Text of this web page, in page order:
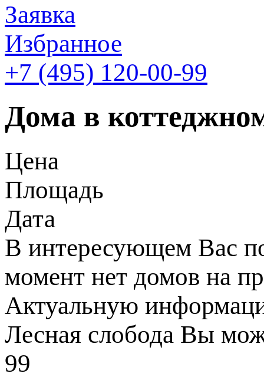
Заявка
Избранное
+7 (495) 120-00-99
Дома в
Цена
Площадь
Дата
В интересующем Вас
момент нет домов на
Актуальную
Лесная слобода Вы
99